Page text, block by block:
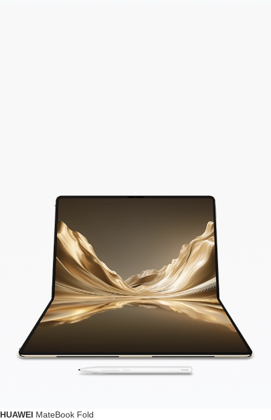
HUAWEI MateBook Fold